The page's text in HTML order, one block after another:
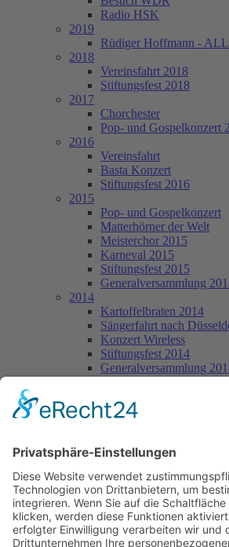
Radio HSK
2019
Rüdiger Hoffmann -
2018
Vereinsfahrt 2018
Stiftungsfest 2018
2017
Chorchester
Pop- und Gospelkonzert
2016
Vereinsfahrt
Basta Konzert
Stiftungsfest 2016
2015
Pop- und Gospelkonzert
Matterhörner der Welt
Meisterchor 2015
Karneval 2015
Stiftungsfest 2015
Generalversammlung
2014
Kartoffelbraten 2014
Sängerfahrt nach
Konzert Wireless
Stiftungsfest 2014
Generalversammlung
Deutschlandradio Kultur
25. Chorleiterjubiläum
Beratungssingen in
Stiftungsfest 2013
Generalversammlung
2012
Kartoffelbraten 2012